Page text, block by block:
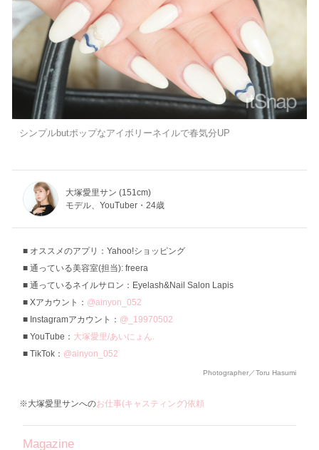
シンプルbutポップなアイボリーネイルで春気分UP
大塚愛里サン (151cm)
モデル、YouTuber・24歳
オススメのアプリ：Yahoo!ショッピング
通っている美容室(担当): freera
通っているネイルサロン：Eyelash&Nail Salon Lapis
Xアカウント： @ainyon_052
Instagramアカウント： @_19970502
YouTube： 大塚愛里/あいにょん.
TikTok： @ainyon_052
Photographer／Toru Hasumi
※大塚愛里サンへのお仕事(キャスティング)依頼
Magazine